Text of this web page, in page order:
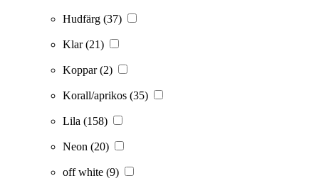
Hudfärg (37)
Klar(21)
Koppar(2)
Korall/aprikos (35)
Lila (158)
Neon (20)
off white (9)